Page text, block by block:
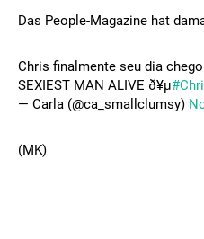
Das People-Magazine hat
Chris finalmente seu dia
SEXIEST MAN ALIVE ð¥µ
— Carla (@ca_smallclumsy)
(MK)